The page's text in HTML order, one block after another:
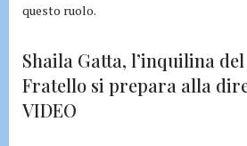
questo ruolo.
Shaila Gatta, l’inquilina
Fratello si prepara alla
VIDEO